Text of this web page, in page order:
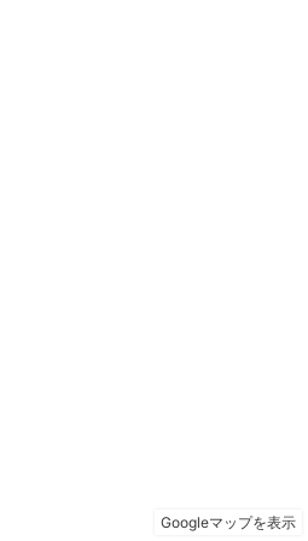
Googleマップを表示